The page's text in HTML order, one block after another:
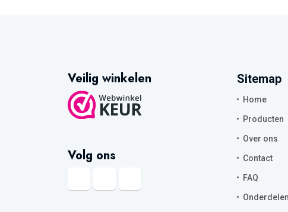
Veilig winkelen
Volg ons
Sitemap
Home
Producten
Over ons
Contact
FAQ
Onderdelen